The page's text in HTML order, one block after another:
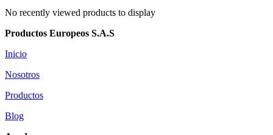
No recently viewed products to display
Productos Europeos S.A.S
Inicio
Nosotros
Productos
Blog